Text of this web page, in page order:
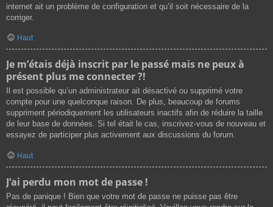
internet ait un problème de configuration et qu’il soit nécessaire de la
corriger.
Haut
Je m’étais déjà inscrit par le passé mais ne peux à
présent plus me connecter ?!
Il est possible qu’un administrateur ait désactivé ou supprimé votre
compte pour une quelconque raison. De plus, beaucoup de forums
suppriment périodiquement les utilisateurs inactifs afin de réduire la taille
de leur base de données. Si tel était le cas, inscrivez-vous de nouveau et
essayez de participer plus activement aux discussions du forum.
Haut
J’ai perdu mon mot de passe !
Pas de panique ! Bien que votre mot de passe ne puisse pas être